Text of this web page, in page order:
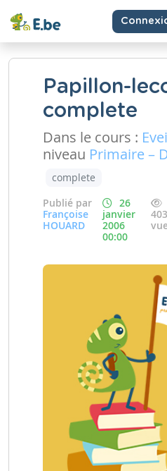
Papillon-
complete
Dans le cours :
niveau Primaire –
complete
Publié par
Françoise
HOUARD
26
janvier
2006
00:00